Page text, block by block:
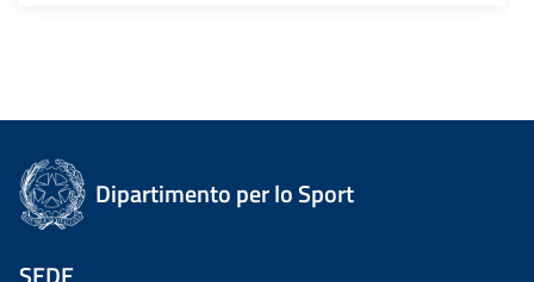
Dipartimento per lo Sport